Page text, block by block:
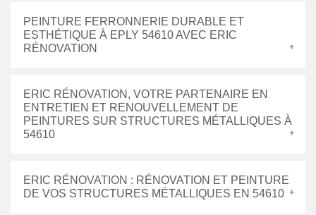
PEINTURE FERRONNERIE DURABLE ET
ESTHÉTIQUE À EPLY 54610 AVEC ERIC
RÉNOVATION
ERIC RÉNOVATION, VOTRE PARTENAIRE EN
ENTRETIEN ET RENOUVELLEMENT DE
PEINTURES SUR STRUCTURES MÉTALLIQUES À
54610
ERIC RÉNOVATION : RÉNOVATION ET PEINTURE
DE VOS STRUCTURES MÉTALLIQUES EN 54610